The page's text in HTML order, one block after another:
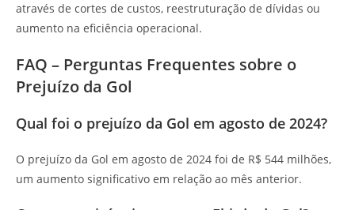
através de cortes de custos, reestruturação de dívidas ou
aumento na eficiência operacional.
FAQ – Perguntas Frequentes sobre o
Prejuízo da Gol
Qual foi o prejuízo da Gol em agosto de 2024?
O prejuízo da Gol em agosto de 2024 foi de R$ 544 milhões,
um aumento significativo em relação ao mês anterior.